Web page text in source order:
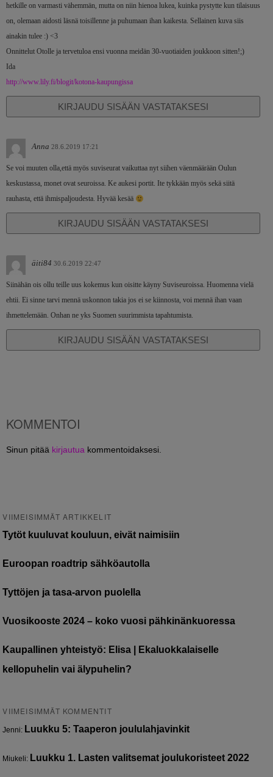
hetkille on varmasti vähemmän, mutta on niin hienoa lukea, kuinka pystytte kun tilaisuus
on, olemaan aidosti läsnä toisillenne ja puhumaan ihan kaikesta. Sellainen kuva siis
ainakin tulee :) <3
Onnittelut Otolle ja tervetuloa ensi vuonna meidän 30-vuotiaiden joukkoon sitten!;)
Ida
http://www.lily.fi/blogit/kotona-kaupungissa
KIRJAUDU SISÄÄN VASTATAKSESI
Anna 28.6.2019 17:21
Se voi muuten olla,että myös suviseurat vaikuttaa nyt siihen väenmäärään Oulun
keskustassa, monet ovat seuroissa. Ke aukesi portit. Ite tykkään myös sekä siitä
rauhasta, että ihmispaljoudesta. Hyvää kesää
KIRJAUDU SISÄÄN VASTATAKSESI
äiti84 30.6.2019 22:47
Siinähän ois ollu teille uus kokemus kun oisitte käyny Suviseuroissa. Huomenna vielä
ehtii. Ei sinne tarvi mennä uskonnon takia jos ei se kiinnosta, voi mennä ihan vaan
ihmettelemään. Onhan ne yks Suomen suurimmista tapahtumista.
KIRJAUDU SISÄÄN VASTATAKSESI
KOMMENTOI
Sinun pitää kirjautua kommentoidaksesi.
VIIMEISIMMÄT ARTIKKELIT
Tytöt kuuluvat kouluun, eivät naimisiin
Euroopan roadtrip sähköautolla
Tyttöjen ja tasa-arvon puolella
Vuosikooste 2024 – koko vuosi pähkinänkuoressa
Kaupallinen yhteistyö: Elisa | Ekaluokkalaiselle
kellopuhelin vai älypuhelin?
VIIMEISIMMÄT KOMMENTIT
Jenni: Luukku 5: Taaperon joululahjavinkit
Miukeli: Luukku 1. Lasten valitsemat joulukoristeet 2022